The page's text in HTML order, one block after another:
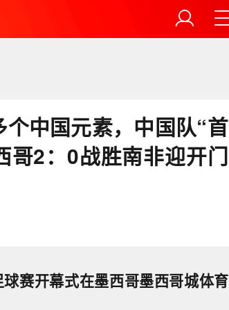
中国元素，中国队“首
哥2：0战胜南非迎开门
赛开幕式在墨西哥墨西哥城体育